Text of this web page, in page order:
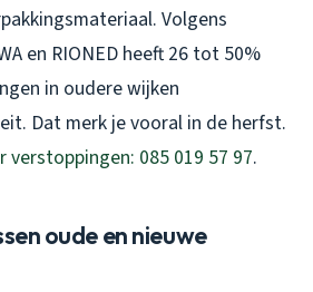
Volgens
en RIONED heeft 26 tot 50%
in oudere wijken
Dat merk je vooral in de herfst.
verstoppingen: 085 019 57 97.
oude en nieuwe